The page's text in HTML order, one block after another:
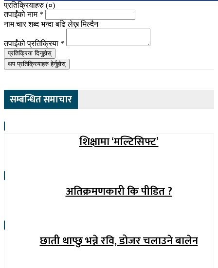
प्रतिक्रियाहरु (०)
तपाईंको नाम *
नाम चार शब्द भन्दा बढि लेख्न मिल्दैन
तपाईंको प्रतिक्रिया *
प्रतिक्रिया दिनुहोस्
थप प्रतिक्रियाहरु हेर्नुहोस्
सम्बन्धित समाचार
शिक्षामा ‘मल्टिसिफ्ट’
अतिक्रमणकारी कि पीडित ?
छाती थाप्छु भन्ने रवि, डोजर चलाउने बालेन